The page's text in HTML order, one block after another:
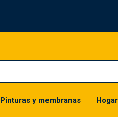
Pinturas y membranas Hogar